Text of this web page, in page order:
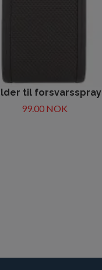
til forsvarsspray
99.00 NOK